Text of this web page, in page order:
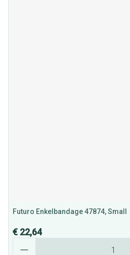
Futuro Enkelbandage 47874, Small
€ 22,64